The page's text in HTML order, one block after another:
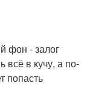
фон - залог
всё в кучу, а по-
попасть